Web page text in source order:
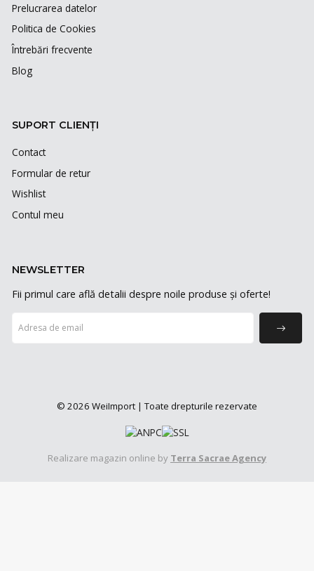
Prelucrarea datelor
Politica de Cookies
Întrebări frecvente
Blog
SUPORT CLIENȚI
Contact
Formular de retur
Wishlist
Contul meu
NEWSLETTER
Fii primul care află detalii despre noile produse și oferte!
© 2026 WeiImport | Toate drepturile rezervate
Realizare magazin online by Terra Sacrae Agency